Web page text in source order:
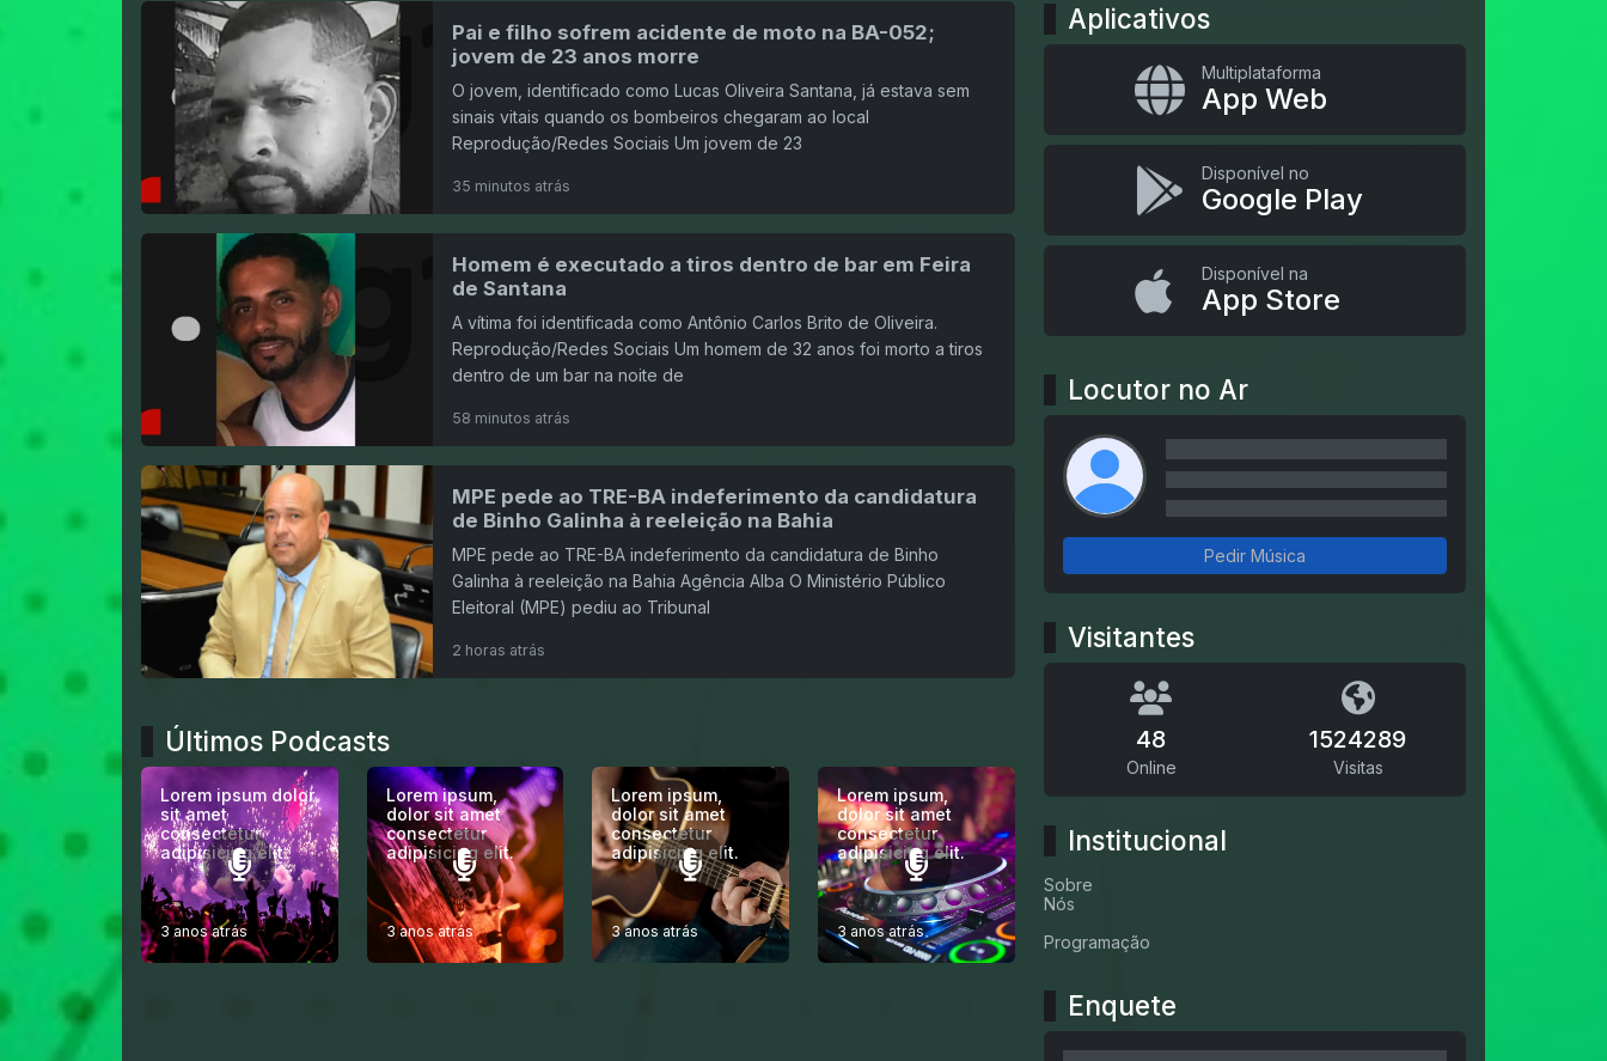
Pai e filho sofrem acidente de moto na BA-052;
jovem de 23 anos morre
O jovem, identificado como Lucas Oliveira Santana, já estava sem
sinais vitais quando os bombeiros chegaram ao local
Reprodução/Redes Sociais Um jovem de 23
35 minutos atrás
Homem é executado a tiros dentro de bar em Feira
de Santana
A vítima foi identificada como Antônio Carlos Brito de Oliveira.
Reprodução/Redes Sociais Um homem de 32 anos foi morto a tiros
dentro de um bar na noite de
58 minutos atrás
MPE pede ao TRE-BA indeferimento da candidatura
de Binho Galinha à reeleição na Bahia
MPE pede ao TRE-BA indeferimento da candidatura de Binho
Galinha à reeleição na Bahia Agência Alba O Ministério Público
Eleitoral (MPE) pediu ao Tribunal
2 horas atrás
Últimos Podcasts
Lorem ipsum dolor
sit amet
consectetur
adipisicing elit.
3 anos atrás
Lorem ipsum,
dolor sit amet
consectetur
adipisicing elit.
3 anos atrás
Lorem ipsum,
dolor sit amet
consectetur
adipisicing elit.
3 anos atrás
Lorem ipsum,
dolor sit amet
consectetur
adipisicing elit.
3 anos atrás
Aplicativos
Multiplataforma
App Web
Disponível no
Google Play
Disponível na
App Store
Locutor no Ar
Pedir Música
Visitantes
48
Online
1524289
Visitas
Institucional
Sobre
Nós
Programação
Enquete